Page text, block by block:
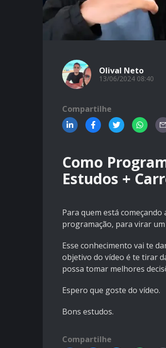
Olival Neto
13/06/2024 08:40
Compartilhe
Como
Estudos +
Para quem está
programação, para virar
Esse conhecimento vai te
objetivo do vídeo é te tirar
possa tomar melhores
Espero que goste do vídeo.
Bons estudos.
Compartilhe